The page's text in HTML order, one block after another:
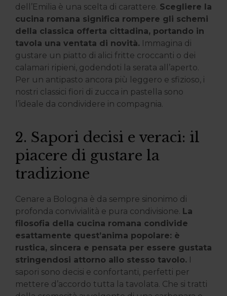
dell’Emilia è una scelta di carattere. Scegliere la
cucina romana significa rompere gli schemi
della classica offerta cittadina, portando in
tavola una ventata di novità. Immagina di
gustare un piatto di alici fritte croccanti o dei
calamari ripieni, godendoti la serata all’aperto.
Per un antipasto ancora più leggero e sfizioso, i
nostri classici fiori di zucca in pastella sono
l’ideale da condividere in compagnia.
2. Sapori decisi e veraci: il
piacere di gustare la
tradizione
Cenare a Bologna è da sempre sinonimo di
profonda convivialità e pura condivisione. La
filosofia della cucina romana condivide
esattamente quest’anima popolare: è
rustica, sincera e pensata per essere gustata
stringendosi attorno allo stesso tavolo. I
sapori sono decisi e confortanti, perfetti per
mettere d’accordo tutta la tavolata. Che si tratti